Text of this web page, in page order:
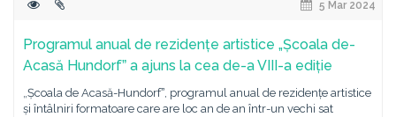
5 Mar 2024
Programul anual de rezidențe artistice „Școala de-
Acasă Hundorfˮ a ajuns la cea de-a VIII-a ediție
„Școala de Acasă-Hundorfˮ, programul anual de rezidențe artistice
și întâlniri formatoare care are loc an de an într-un vechi sat